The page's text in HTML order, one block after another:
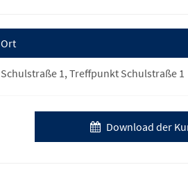
Ort
Schulstraße 1, Treffpunkt Schulstraße 1
Download der